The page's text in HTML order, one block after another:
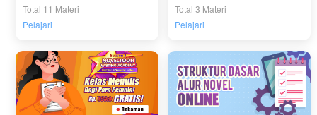
Total 11 Materi
Pelajari
Total 3 Materi
Pelajari